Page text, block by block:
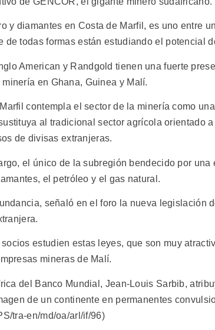
y diamantes en Costa de Marfil, es uno entre
de todas formas están estudiando el potencial
American y Randgold tienen una fuerte
en Ghana, Guinea y Malí.
contempla el sector de la minería como
al tradicional sector agrícola orientado
de divisas extranjeras.
el único de la subregión bendecido por una
el petróleo y el gas natural.
señaló en el foro la nueva legislación
estudien estas leyes, que son muy
mineras de Malí.
del Banco Mundial, Jean-Louis Sarbib,
de un continente en permanentes
tra-en/md/oa/arl/if/96)